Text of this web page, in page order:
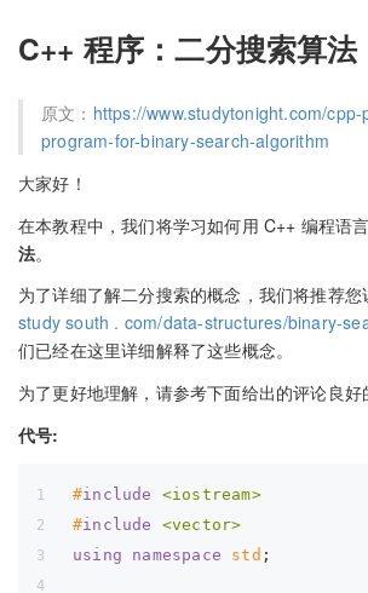
C++ 程序：二分搜索算法
原文： https://www.studytonight.com/
program-for-binary-search-algorithm
大家好！
在本教程中，我们将学习如何用 C++ 编程语言
法。
为了详细了解二分搜索的概念，我们将推荐您
study south . com/data-structures/binary-
们已经在这里详细解释了这些概念。
为了更好地理解，请参考下面给出的评论良好
代号:
#include
<iostream>
#include
<vector>
using
namespace std ;